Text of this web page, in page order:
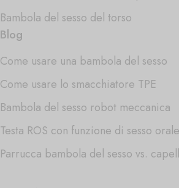
Bambola del sesso del torso
Blog
Come usare una bambola del sesso
Come usare lo smacchiatore TPE
Bambola del sesso robot meccanica
Testa ROS con funzione di sesso orale
Parrucca bambola del sesso vs.